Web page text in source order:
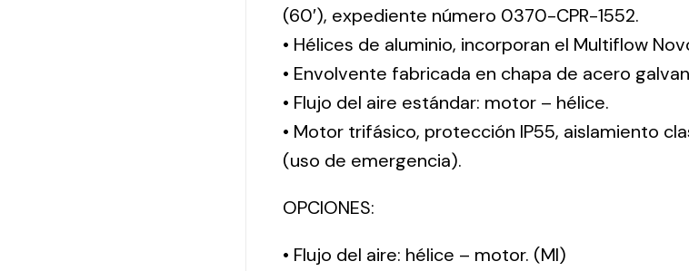
(60′), expediente número 0370-CPR-1552.
• Hélices de aluminio, incorporan el Multiflow
• Envolvente fabricada en chapa de acero
• Flujo del aire estándar: motor – hélice.
• Motor trifásico, protección IP55, aislamiento
(uso de emergencia).
OPCIONES:
• Flujo del aire: hélice – motor. (MI)